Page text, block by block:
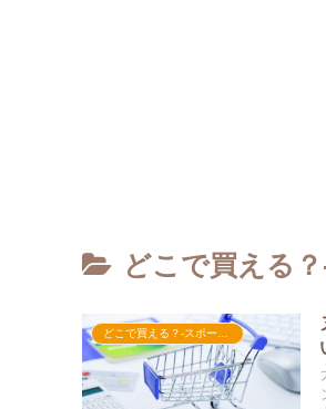
どこで買える